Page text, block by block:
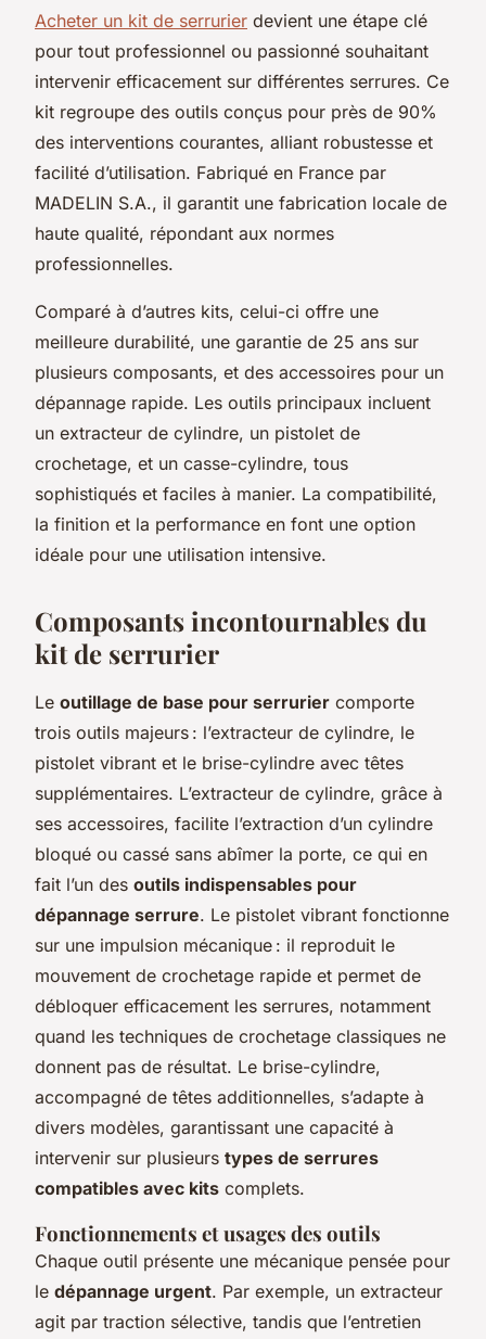
Acheter un kit de serrurier devient une étape clé
pour tout professionnel ou passionné souhaitant
intervenir efficacement sur différentes serrures. Ce
kit regroupe des outils conçus pour près de 90%
des interventions courantes, alliant robustesse et
facilité d’utilisation. Fabriqué en France par
MADELIN S.A., il garantit une fabrication locale de
haute qualité, répondant aux normes
professionnelles.
Comparé à d’autres kits, celui-ci offre une
meilleure durabilité, une garantie de 25 ans sur
plusieurs composants, et des accessoires pour un
dépannage rapide. Les outils principaux incluent
un extracteur de cylindre, un pistolet de
crochetage, et un casse-cylindre, tous
sophistiqués et faciles à manier. La compatibilité,
la finition et la performance en font une option
idéale pour une utilisation intensive.
Composants incontournables du
kit de serrurier
Le outillage de base pour serrurier comporte
trois outils majeurs : l’extracteur de cylindre, le
pistolet vibrant et le brise-cylindre avec têtes
supplémentaires. L’extracteur de cylindre, grâce à
ses accessoires, facilite l’extraction d’un cylindre
bloqué ou cassé sans abîmer la porte, ce qui en
fait l’un des outils indispensables pour
dépannage serrure. Le pistolet vibrant fonctionne
sur une impulsion mécanique : il reproduit le
mouvement de crochetage rapide et permet de
débloquer efficacement les serrures, notamment
quand les techniques de crochetage classiques ne
donnent pas de résultat. Le brise-cylindre,
accompagné de têtes additionnelles, s’adapte à
divers modèles, garantissant une capacité à
intervenir sur plusieurs types de serrures
compatibles avec kits complets.
Fonctionnements et usages des outils
Chaque outil présente une mécanique pensée pour
le dépannage urgent. Par exemple, un extracteur
agit par traction sélective, tandis que l’entretien